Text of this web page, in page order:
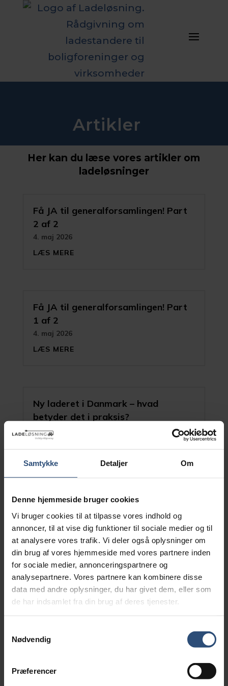
Samtykke Detaljer Om
Denne hjemmeside bruger cookies
Vi bruger cookies til at tilpasse vores indhold og
annoncer, til at vise dig funktioner til sociale medier og til
at analysere vores trafik. Vi deler også oplysninger om
din brug af vores hjemmeside med vores partnere inden
for sociale medier, annonceringspartnere og
analysepartnere. Vores partnere kan kombinere disse
data med andre oplysninger, du har givet dem, eller som
de har indsamlet fra din brug af deres tjenester.
Nødvendig
Præferencer
Artikler
Her kan du læse vores artikler om
ladeløsninger
Få JA til generalforsamlingen! Part
2 af 2
4. maj 2026
LÆS MERE
Få JA til generalforsamlingen! Part
1 af 2
4. maj 2026
LÆS MERE
Ny laderet i Danmark – hvad
betyder det i praksis?
4. maj 2026
Hvad betyder fjernelse af elafgiften
for en ladeløsning?
30. september 2025
LÆS MERE
Lav ladepris til foreningens beboere